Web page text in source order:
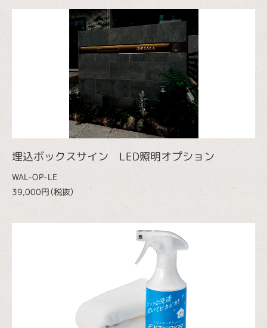
埋込ボックスサイン LED照明オプション
WAL-OP-LE
39,000円（税抜）